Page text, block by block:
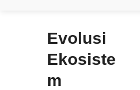
Evolusi
Ekosiste
m